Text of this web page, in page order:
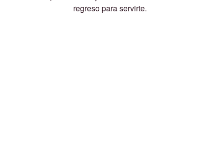
regreso para servirte.